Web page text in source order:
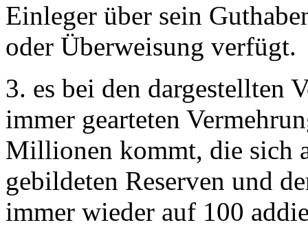
Einleger über sein
oder Überweisung verfügt.
3. es bei den dargestellten
immer gearteten
Millionen kommt, die sich
gebildeten Reserven und
immer wieder auf 100